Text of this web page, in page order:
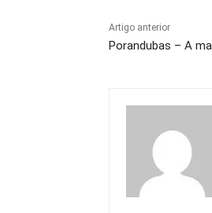
Artigo anterior
Porandubas – A